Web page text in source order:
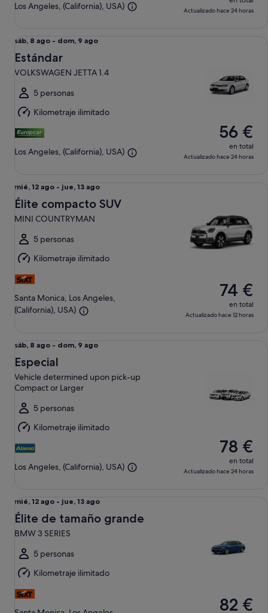
Los Angeles, (California), USA) Actualizado hace 24 horas
Del
sáb,
8
ago
al
dom,
9
ago
sáb, 8 ago - dom, 9 ago
Estándar
VOLKSWAGEN JETTA 1.4
5 personas
Kilometraje ilimitado
Los Angeles, (California), USA)
56 €
en total
Actualizado hace 24 horas
Del
mié,
12
ago
al
jue,
13
ago
mié, 12 ago - jue, 13 ago
Élite compacto SUV
MINI COUNTRYMAN
5 personas
Kilometraje ilimitado
Santa Monica, Los Angeles,
(California), USA)
74 €
en total
Actualizado hace 12 horas
Del
sáb,
8
ago
dom,
9
ago
sáb, 8 ago - dom, 9 ago
Especial
Vehicle determined upon pick-up
Compact or Larger
5 personas
Kilometraje ilimitado
Los Angeles, (California), USA)
78 €
en total
Actualizado hace 24 horas
Del
mié,
12
ago
al
jue,
13
ago
mié, 12 ago - jue, 13 ago
Élite de tamaño grande
BMW 3 SERIES
5 personas
Kilometraje ilimitado
82 €